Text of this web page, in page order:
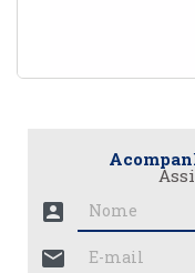
account_box
mail